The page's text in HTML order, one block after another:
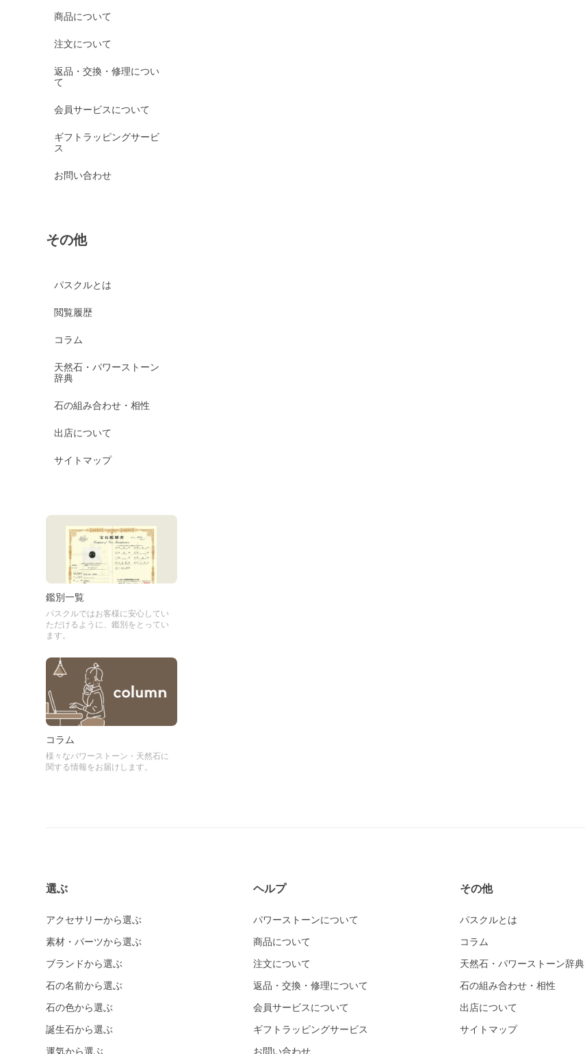
商品について
注文について
返品・交換・修理につい
て
会員サービスについて
ギフトラッピングサービ
ス
お問い合わせ
その他
パスクルとは
閲覧履歴
コラム
天然石・パワーストーン
辞典
石の組み合わせ・相性
出店について
サイトマップ
鑑別一覧
パスクルではお客様に安心してい
ただけるように、鑑別をとってい
ます。
コラム
様々なパワーストーン・天然石に
関する情報をお届けします。
選ぶ
アクセサリーから選ぶ
素材・パーツから選ぶ
ブランドから選ぶ
石の名前から選ぶ
石の色から選ぶ
誕生石から選ぶ
運気から選ぶ
ヘルプ
パワーストーンについて
商品について
注文について
返品・交換・修理について
会員サービスについて
ギフトラッピングサービス
お問い合わせ
その他
パスクルとは
コラム
天然石・パワーストーン辞典
石の組み合わせ・相性
出店について
サイトマップ